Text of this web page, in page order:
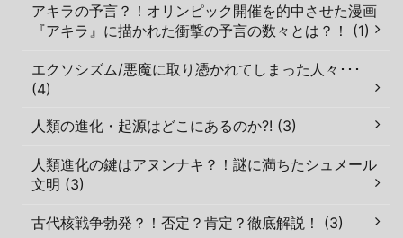
アキラの予言？！オリンピック開催を的中させた漫画
『アキラ』に描かれた衝撃の予言の数々とは？！ (1)
エクソシズム/悪魔に取り憑かれてしまった人々･･･
(4)
人類の進化・起源はどこにあるのか?! (3)
人類進化の鍵はアヌンナキ？！謎に満ちたシュメール
文明 (3)
古代核戦争勃発？！否定？肯定？徹底解説！ (3)